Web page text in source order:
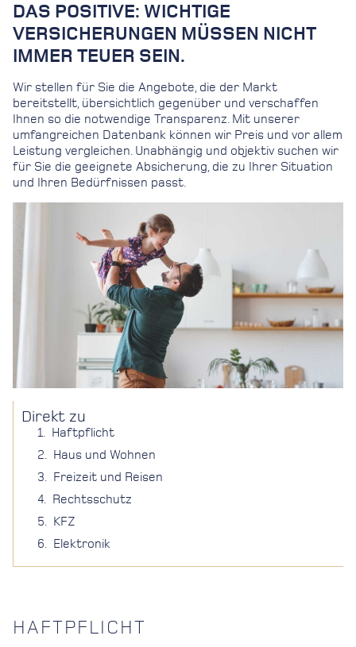
DAS POSITIVE: WICHTIGE
VERSICHERUNGEN MÜSSEN NICHT
IMMER TEUER SEIN.
Wir stellen für Sie die Angebote, die der Markt
bereitstellt, übersichtlich gegenüber und verschaffen
Ihnen so die notwendige Transparenz. Mit unserer
umfangreichen Datenbank können wir Preis und vor allem
Leistung vergleichen. Unabhängig und objektiv suchen wir
für Sie die geeignete Absicherung, die zu Ihrer Situation
und Ihren Bedürfnissen passt.
Direkt zu
Haftpflicht
Haus und Wohnen
Freizeit und Reisen
Rechtsschutz
KFZ
Elektronik
HAFTPFLICHT